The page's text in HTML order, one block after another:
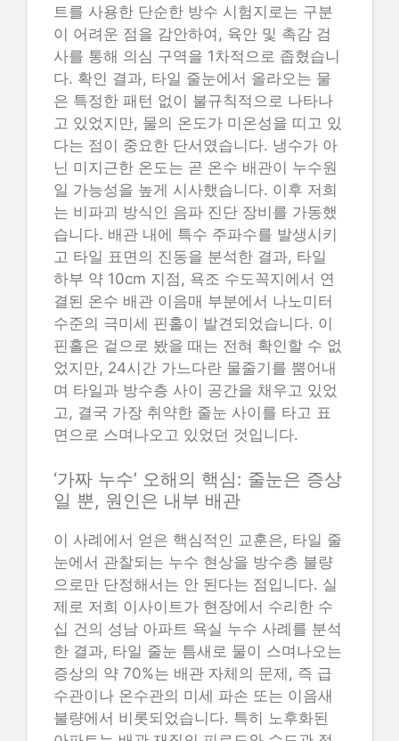
트를 사용한 단순한 방수 시험지로는 구분
이 어려운 점을 감안하여, 육안 및 촉감 검
사를 통해 의심 구역을 1차적으로 좁혔습니
다. 확인 결과, 타일 줄눈에서 올라오는 물
은 특정한 패턴 없이 불규칙적으로 나타나
고 있었지만, 물의 온도가 미온성을 띠고 있
다는 점이 중요한 단서였습니다. 냉수가 아
닌 미지근한 온도는 곧 온수 배관이 누수원
일 가능성을 높게 시사했습니다. 이후 저희
는 비파괴 방식인 음파 진단 장비를 가동했
습니다. 배관 내에 특수 주파수를 발생시키
고 타일 표면의 진동을 분석한 결과, 타일
하부 약 10cm 지점, 욕조 수도꼭지에서 연
결된 온수 배관 이음매 부분에서 나노미터
수준의 극미세 핀홀이 발견되었습니다. 이
핀홀은 겉으로 봤을 때는 전혀 확인할 수 없
었지만, 24시간 가느다란 물줄기를 뿜어내
며 타일과 방수층 사이 공간을 채우고 있었
고, 결국 가장 취약한 줄눈 사이를 타고 표
면으로 스며나오고 있었던 것입니다.
‘가짜 누수’ 오해의 핵심: 줄눈은 증상
일 뿐, 원인은 내부 배관
이 사례에서 얻은 핵심적인 교훈은, 타일 줄
눈에서 관찰되는 누수 현상을 방수층 불량
으로만 단정해서는 안 된다는 점입니다. 실
제로 저희 이사이트가 현장에서 수리한 수
십 건의 성남 아파트 욕실 누수 사례를 분석
한 결과, 타일 줄눈 틈새로 물이 스며나오는
증상의 약 70%는 배관 자체의 문제, 즉 급
수관이나 온수관의 미세 파손 또는 이음새
불량에서 비롯되었습니다. 특히 노후화된